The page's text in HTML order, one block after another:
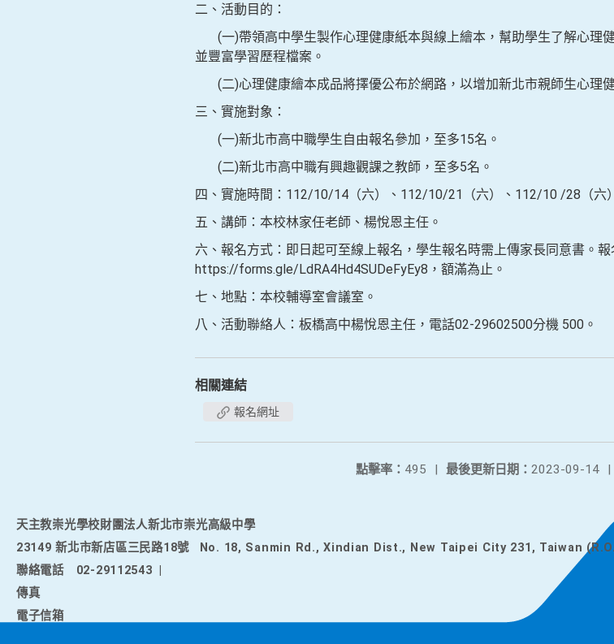
二、活動目的：
(一)帶領高中學生製作心理健康紙本與線上繪本，幫助學生了解心理
並豐富學習歷程檔案。
(二)心理健康繪本成品將擇優公布於網路，以增加新北市親師生心理健
三、實施對象：
(一)新北市高中職學生自由報名參加，至多15名。
(二)新北市高中職有興趣觀課之教師，至多5名。
四、實施時間：112/10/14（六）、112/10/21（六）、112/10 /28（六
五、講師：本校林家任老師、楊悅恩主任。
六、報名方式：即日起可至線上報名，學生報名時需上傳家長同意書。報
https://forms.gle/LdRA4Hd4SUDeFyEy8，額滿為止。
七、地點：本校輔導室會議室。
八、活動聯絡人：板橋高中楊悅恩主任，電話02-29602500分機 500。
相關連結
報名網址
最後更新日期： 2023-09-14 |
點擊率： 495 |
天主教崇光學校財團法人新北市崇光高級中學
23149 新北市新店區三民路18號
No. 18, Sanmin Rd., Xindian Dist., New Taipei City 231, Taiwan
聯絡電話
02-29112543
傳真
電子信箱